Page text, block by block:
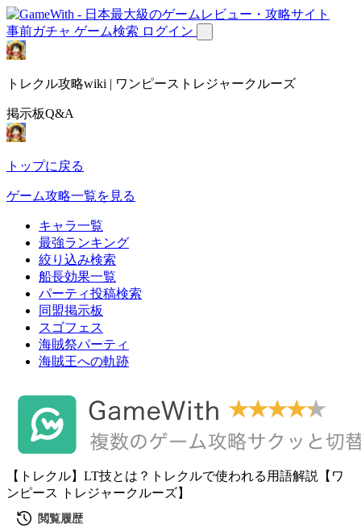
事前ガチャ ゲーム検索 ログイン
トレクル攻略wiki | ワンピーストレジャークルーズ
掲示板Q&A
トップに戻る
ゲーム攻略一覧を見る
キャラ一覧
最強ランキング
絞り込み検索
船長効果一覧
パーティ投稿検索
同盟掲示板
スゴフェス
海賊祭パーティ
海賊王への軌跡
【トレクル】LT技とは？トレクルで使われる用語解説【ワ
ンピース トレジャークルーズ】